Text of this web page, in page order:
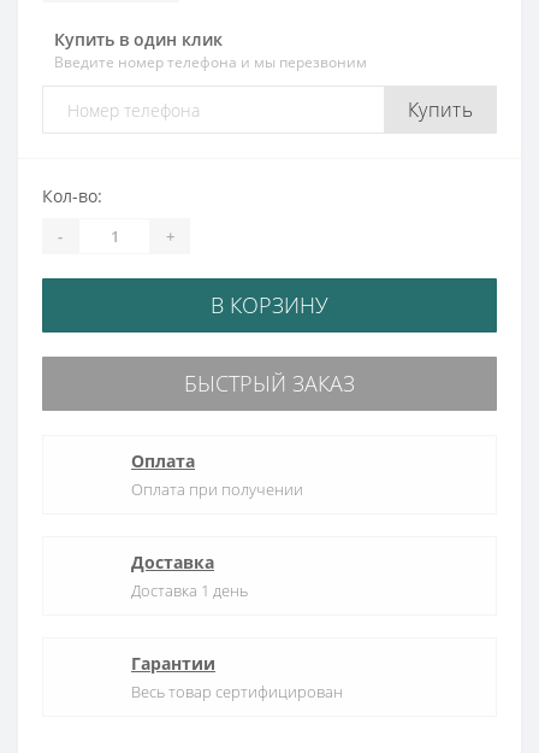
Купить в один клик
Введите номер телефона и мы перезвоним
Купить
Кол-во:
- +
В КОРЗИНУ
БЫСТРЫЙ ЗАКАЗ
Оплата
Оплата при получении
Доставка
Доставка 1 день
Гарантии
Весь товар сертифицирован